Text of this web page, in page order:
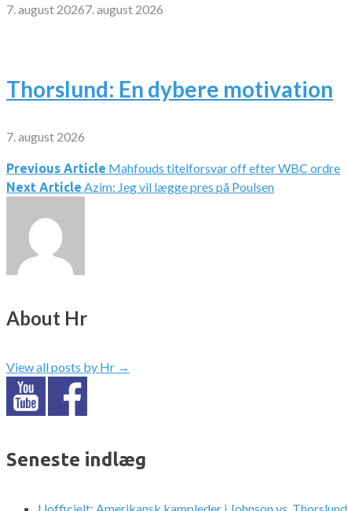
7. august 20267. august 2026
Thorslund: En dybere motivation
7. august 2026
Indlægsnavigation
Previous Article Mahfouds titelforsvar off efter WBC ordre
Next Article Azim: Jeg vil lægge pres på Poulsen
About Hr
View all posts by Hr →
Seneste indlæg